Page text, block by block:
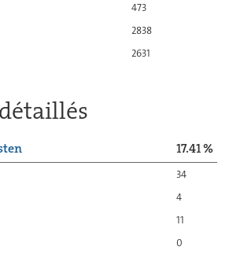
473
2838
2631
17.41 %
34
4
11
0